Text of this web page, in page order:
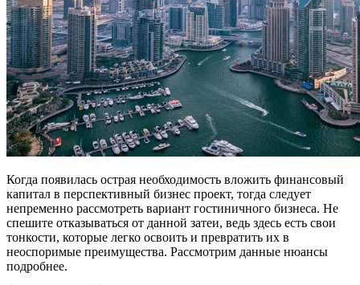
Когда появилась острая необходимость вложить финансовый
капитал в перспективный бизнес проект, тогда следует
непременно рассмотреть вариант гостиничного бизнеса. Не
спешите отказываться от данной затеи, ведь здесь есть свои
тонкости, которые легко освоить и превратить их в
неоспоримые преимущества. Рассмотрим данные нюансы
подробнее.